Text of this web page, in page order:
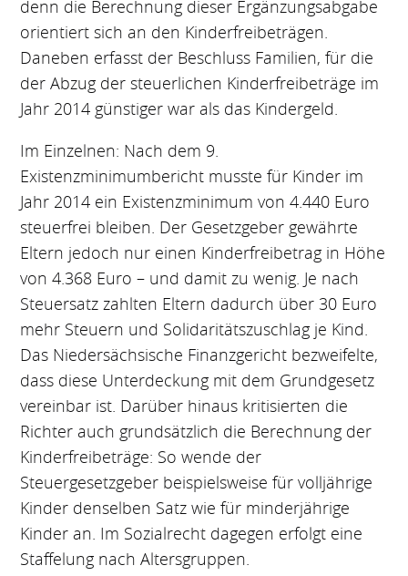
denn die Berechnung dieser Ergänzungsabgabe
orientiert sich an den Kinderfreibeträgen.
Daneben erfasst der Beschluss Familien, für die
der Abzug der steuerlichen Kinderfreibeträge im
Jahr 2014 günstiger war als das Kindergeld.
Im Einzelnen: Nach dem 9.
Existenzminimumbericht musste für Kinder im
Jahr 2014 ein Existenzminimum von 4.440 Euro
steuerfrei bleiben. Der Gesetzgeber gewährte
Eltern jedoch nur einen Kinderfreibetrag in Höhe
von 4.368 Euro – und damit zu wenig. Je nach
Steuersatz zahlten Eltern dadurch über 30 Euro
mehr Steuern und Solidaritätszuschlag je Kind.
Das Niedersächsische Finanzgericht bezweifelte,
dass diese Unterdeckung mit dem Grundgesetz
vereinbar ist. Darüber hinaus kritisierten die
Richter auch grundsätzlich die Berechnung der
Kinderfreibeträge: So wende der
Steuergesetzgeber beispielsweise für volljährige
Kinder denselben Satz wie für minderjährige
Kinder an. Im Sozialrecht dagegen erfolgt eine
Staffelung nach Altersgruppen.